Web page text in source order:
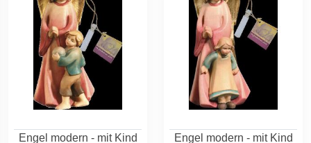
Engel modern - mit Kind
Engel modern - mit Kind